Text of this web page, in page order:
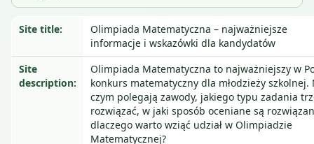
Site title:
Olimpiada Matematyczna – najważniejsze
informacje i wskazówki dla kandydatów
Site
description:
Olimpiada Matematyczna to najważniejszy w
konkurs matematyczny dla młodzieży szkolnej.
czym polegają zawody, jakiego typu zadania
rozwiązać, w jaki sposób oceniane są
dlaczego warto wziąć udział w Olimpiadzie
Matematycznej?